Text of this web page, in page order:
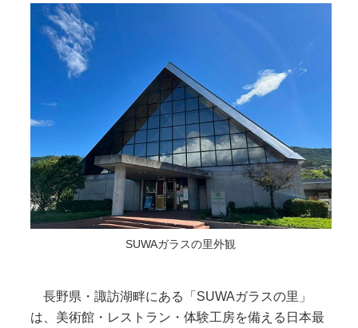
SUWAガラスの里外観
長野県・諏訪湖畔にある「SUWAガラスの里」
は、美術館・レストラン・体験工房を備える日本最